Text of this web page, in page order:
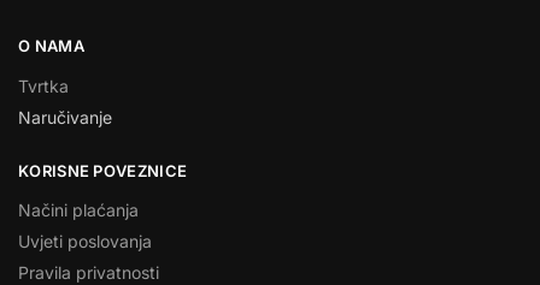
O NAMA
Tvrtka
Naručivanje
KORISNE POVEZNICE
Načini plaćanja
Uvjeti poslovanja
Pravila privatnosti